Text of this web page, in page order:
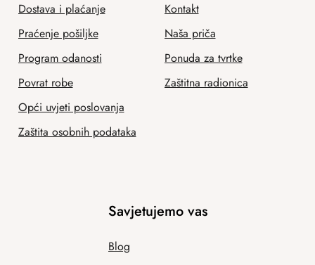
Dostava i plaćanje
Praćenje pošiljke
Program odanosti
Povrat robe
Opći uvjeti poslovanja
Zaštita osobnih podataka
Kontakt
Naša priča
Ponuda za tvrtke
Zaštitna radionica
Savjetujemo vas
Blog